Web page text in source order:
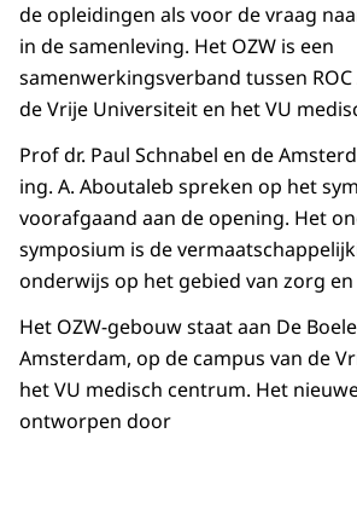
de opleidingen als voor de vraag
in de samenleving. Het OZW is een
samenwerkingsverband tussen ROC
de Vrije Universiteit en het VU
Prof dr. Paul Schnabel en de
ing. A. Aboutaleb spreken op het
voorafgaand aan de opening. Het
symposium is de
onderwijs op het gebied van zorg
Het OZW-gebouw staat aan De
Amsterdam, op de campus van de
het VU medisch centrum. Het
ontworpen door